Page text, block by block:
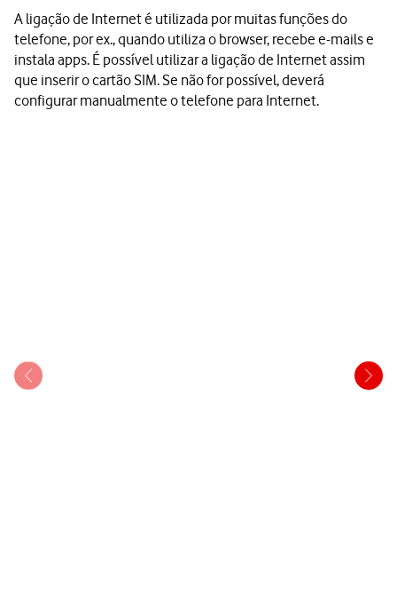
A ligação de Internet é utilizada por muitas funções do
telefone, por ex., quando utiliza o browser, recebe e-mails e
instala apps. É possível utilizar a ligação de Internet assim
que inserir o cartão SIM. Se não for possível, deverá
configurar manualmente o telefone para Internet.